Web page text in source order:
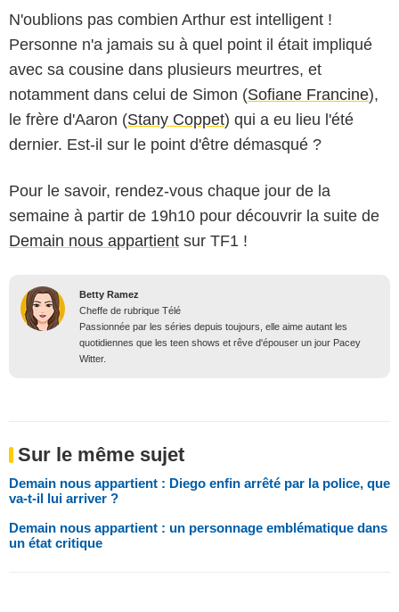
N'oublions pas combien Arthur est intelligent !
Personne n'a jamais su à quel point il était impliqué
avec sa cousine dans plusieurs meurtres, et
notamment dans celui de Simon (Sofiane Francine),
le frère d'Aaron (Stany Coppet) qui a eu lieu l'été
dernier. Est-il sur le point d'être démasqué ?
Pour le savoir, rendez-vous chaque jour de la
semaine à partir de 19h10 pour découvrir la suite de
Demain nous appartient sur TF1 !
Betty Ramez
Cheffe de rubrique Télé
Passionnée par les séries depuis toujours, elle aime autant les
quotidiennes que les teen shows et rêve d'épouser un jour Pacey
Witter.
Sur le même sujet
Demain nous appartient : Diego enfin arrêté par la police, que
va-t-il lui arriver ?
Demain nous appartient : un personnage emblématique dans
un état critique